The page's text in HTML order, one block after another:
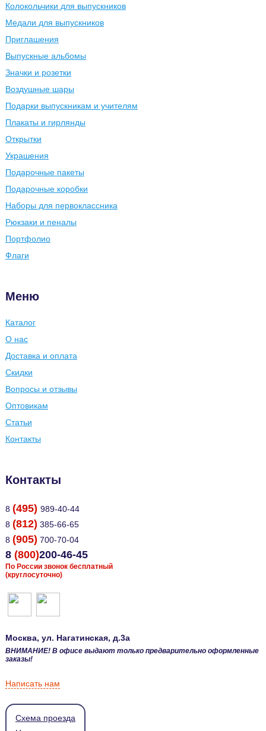
Колокольчики для выпускников
Медали для выпускников
Приглашения
Выпускные альбомы
Значки и розетки
Воздушные шары
Подарки выпускникам и учителям
Плакаты и гирлянды
Открытки
Украшения
Подарочные пакеты
Подарочные коробки
Наборы для первоклассника
Рюкзаки и пеналы
Портфолио
Флаги
Меню
Каталог
О нас
Доставка и оплата
Скидки
Вопросы и отзывы
Оптовикам
Статьи
Контакты
Контакты
8 (495) 989-40-44
8 (812) 385-66-65
8 (905) 700-70-04
8 (800)200-46-45
По России звонок бесплатный
(круглосуточно)
Москва, ул. Нагатинская, д.3а
ВНИМАНИЕ! В офисе выдают только предварительно оформленные
заказы!
Написать нам
Схема проезда